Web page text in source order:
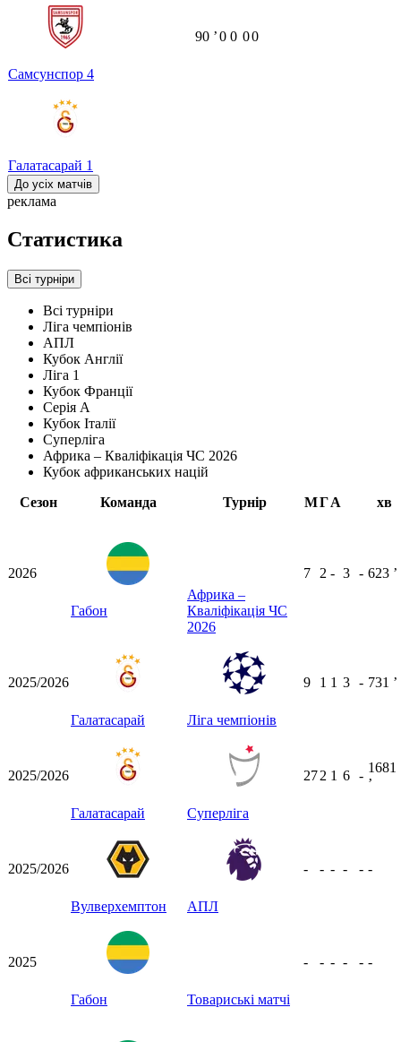
Самсунспор 4
Галатасарай 1
90 ʼ0 0 00
До усіх матчів
реклама
Статистика
Всі турніри
Всі турніри
Ліга чемпіонів
АПЛ
Кубок Англії
Ліга 1
Кубок Франції
Серія А
Кубок Італії
Суперліга
Африка – Кваліфікація ЧС 2026
Кубок африканських націй
Сезон
Команда Турнір МГА хв
2026
Габон
Африка –
Кваліфікація ЧС
2026
7 2 - 3 - 623 ʼ
2025/2026
Галатасарай Ліга чемпіонів
9 1 1 3 - 731 ʼ
2025/2026
Галатасарай Суперліга
272 1 6 -
1681
ʼ
2025/2026
Вулверхемптон АПЛ
- - - - - -
2025
Габон Товариські матчі
- - - - - -